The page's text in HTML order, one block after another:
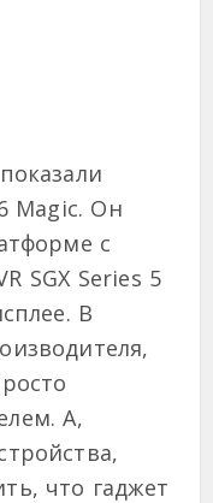
Magic. Он
с
SGX Series 5
В
А,
что гаджет